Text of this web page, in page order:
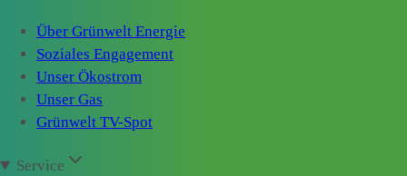
Über Grünwelt Energie
Soziales Engagement
Unser Ökostrom
Unser Gas
Grünwelt TV-Spot
Service